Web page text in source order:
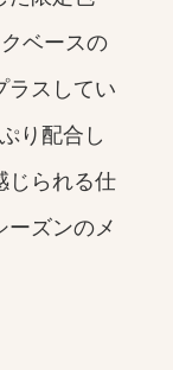
ベースの
ラスしてい
り配合し
じられる仕
ーズンのメ